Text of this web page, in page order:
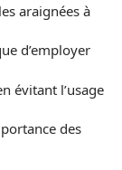
araignées à
d’employer
évitant l’usage
des